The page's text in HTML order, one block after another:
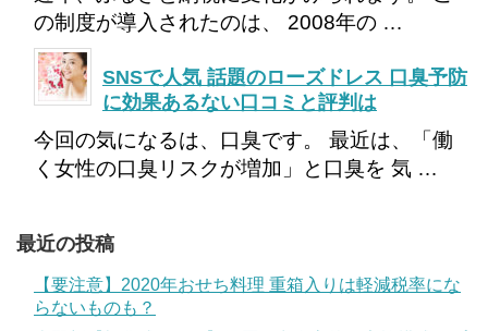
の制度が導入されたのは、 2008年の …
SNSで人気 話題のローズドレス 口臭予防
に効果あるない口コミと評判は
今回の気になるは、口臭です。 最近は、「働
く女性の口臭リスクが増加」と口臭を 気 …
最近の投稿
【要注意】2020年おせち料理 重箱入りは軽減税率にな
らないものも？